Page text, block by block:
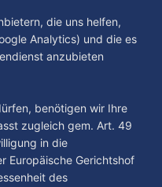
die uns helfen,
Analytics) und die es
anzubieten
benötigen wir Ihre
zugleich gem. Art. 49
in die
Europäische Gerichtshof
des